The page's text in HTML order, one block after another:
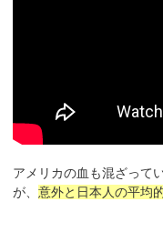
アメリカの血も混ざって
が、意外と日本人の平均